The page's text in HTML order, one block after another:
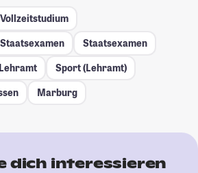
Staatsexamen
Lehramt
Sport (Lehramt)
Marburg
dich interessieren